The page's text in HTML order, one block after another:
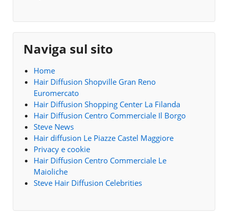
Naviga sul sito
Home
Hair Diffusion Shopville Gran Reno
Euromercato
Hair Diffusion Shopping Center La Filanda
Hair Diffusion Centro Commerciale Il Borgo
Steve News
Hair diffusion Le Piazze Castel Maggiore
Privacy e cookie
Hair Diffusion Centro Commerciale Le
Maioliche
Steve Hair Diffusion Celebrities